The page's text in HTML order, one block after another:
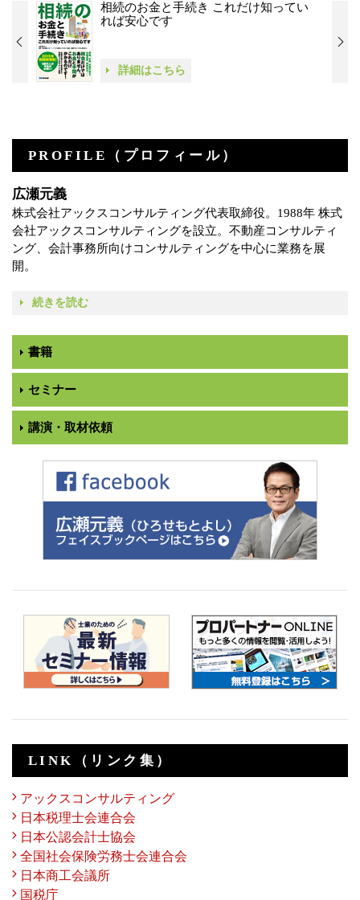
相続のお金と手続き これだけ知ってい
れば安心です
詳細はこちら
PROFILE（プロフィール）
広瀬元義
株式会社アックスコンサルティング代表取締役。1988年 株式
会社アックスコンサルティングを設立。不動産コンサルティ
ング、会計事務所向けコンサルティングを中心に業務を展
開。
続きを読む
書籍
セミナー
講演・取材依頼
LINK（リンク集）
アックスコンサルティング
日本税理士会連合会
日本公認会計士協会
全国社会保険労務士会連合会
日本商工会議所
国税庁